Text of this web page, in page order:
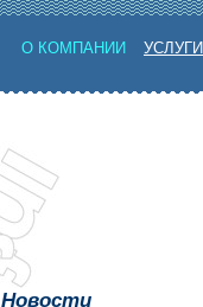
О КОМПАНИИ УСЛУГИ
Новости